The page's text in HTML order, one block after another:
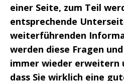
einer Seite, zum Teil
entsprechende
weiterführenden
werden diese Fragen
immer wieder erweitern
dass Sie wirklich eine